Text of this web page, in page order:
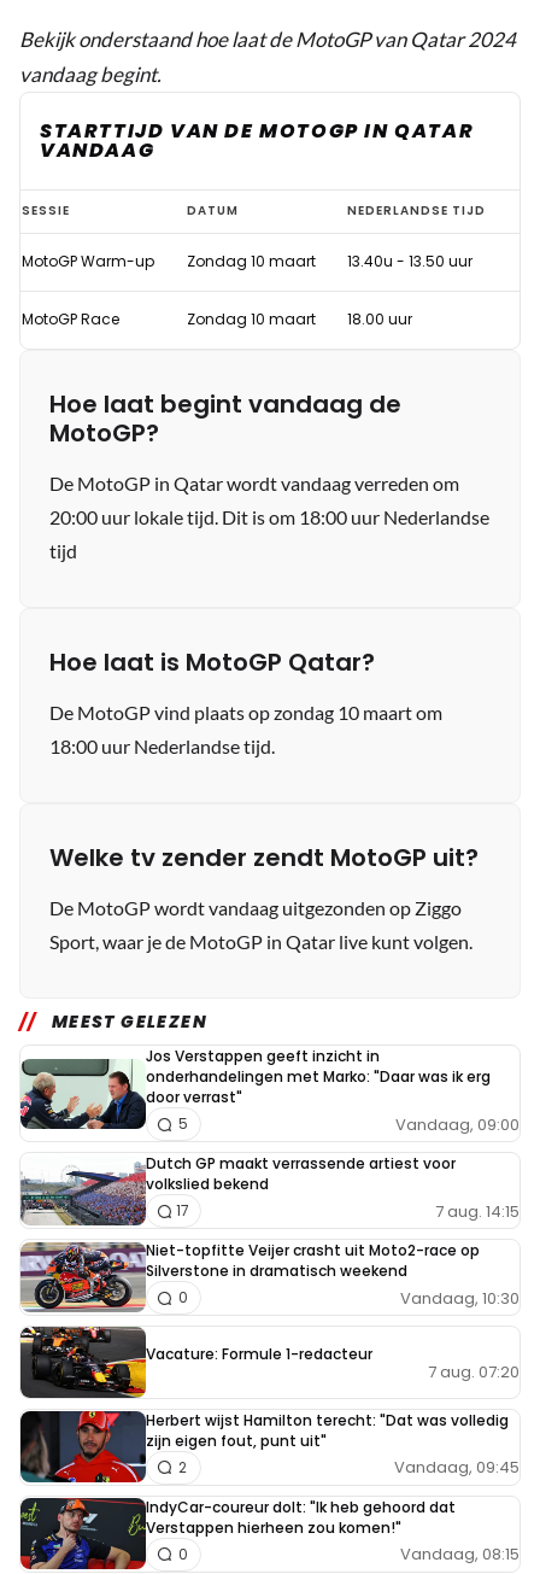
Bekijk onderstaand hoe laat de MotoGP van Qatar 2024
vandaag begint.
STARTTIJD VAN DE MOTOGP IN QATAR
VANDAAG
Hoe
laat
begint
de
MotoGP
Qatar
vandaag?
SESSIE DATUM NEDERLANDSE TIJD
MotoGP Warm-up Zondag 10 maart 13.40u - 13.50 uur
MotoGP Race Zondag 10 maart 18.00 uur
Hoe laat begint vandaag de
MotoGP?
De MotoGP in Qatar wordt vandaag verreden om
20:00 uur lokale tijd. Dit is om 18:00 uur Nederlandse
tijd
Hoe laat is MotoGP Qatar?
De MotoGP vind plaats op zondag 10 maart om
18:00 uur Nederlandse tijd.
Welke tv zender zendt MotoGP uit?
De MotoGP wordt vandaag uitgezonden op Ziggo
Sport, waar je de MotoGP in Qatar live kunt volgen.
MEEST GELEZEN
Jos Verstappen geeft inzicht in
onderhandelingen met Marko: "Daar was ik erg
door verrast"
Vandaag, 09:00
5
Dutch GP maakt verrassende artiest voor
volkslied bekend
7 aug. 14:15
17
Niet-topfitte Veijer crasht uit Moto2-race op
Silverstone in dramatisch weekend
Vandaag, 10:30
0
Vacature: Formule 1-redacteur
7 aug. 07:20
Herbert wijst Hamilton terecht: "Dat was volledig
zijn eigen fout, punt uit"
Vandaag, 09:45
2
IndyCar-coureur dolt: "Ik heb gehoord dat
Verstappen hierheen zou komen!"
Vandaag, 08:15
0